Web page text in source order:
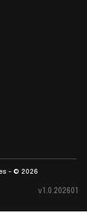
- © 2026
v1.0.202601